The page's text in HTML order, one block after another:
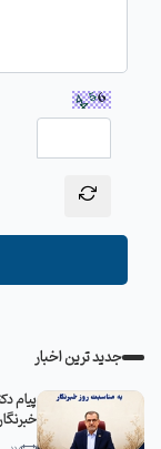
جدید ترین اخبار
پیام